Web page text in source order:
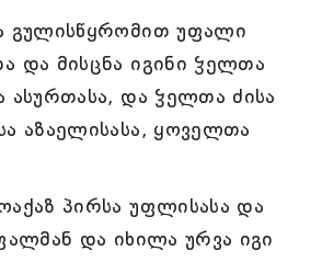
გულისწყრომით უფალი
და მისცნა იგინი ჴელთა
ასურთასა, და ჴელთა ძისა
აზაელისასა, ყოველთა
პირსა უფლისასა და
და იხილა ურვა იგი